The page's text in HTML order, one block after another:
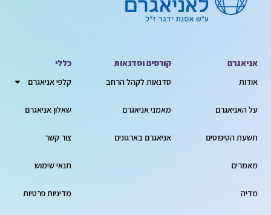
אניאגרם
אודות
על האניאגרם
תשעת הטיפוסים
מאמרים
מדיה
קורסים וסדנאות
סדנאות לקהל הרחב
מאמני אניאגרם
אניאגרם בארגונים
כללי
קלפי אניאגרם
שאלון אניאגרם
צור קשר
תנאי שימוש
מדיניות פרטיות